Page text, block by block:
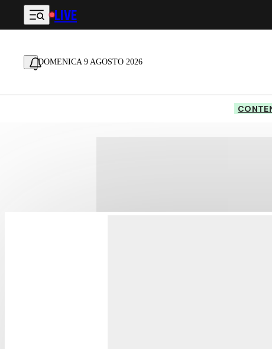
Vai al contenuto principale
LIVE
DOMENICA 9 AGOSTO 2026